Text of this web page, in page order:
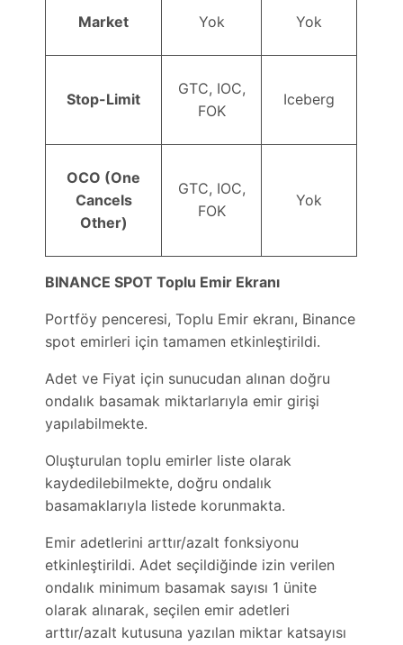
Market Yok Yok
Stop-Limit
GTC, IOC,
FOK
Iceberg
OCO (One
Cancels
Other)
GTC, IOC,
FOK
Yok
BINANCE SPOT Toplu Emir Ekranı
Portföy penceresi, Toplu Emir ekranı, Binance
spot emirleri için tamamen etkinleştirildi.
Adet ve Fiyat için sunucudan alınan doğru
ondalık basamak miktarlarıyla emir girişi
yapılabilmekte.
Oluşturulan toplu emirler liste olarak
kaydedilebilmekte, doğru ondalık
basamaklarıyla listede korunmakta.
Emir adetlerini arttır/azalt fonksiyonu
etkinleştirildi. Adet seçildiğinde izin verilen
ondalık minimum basamak sayısı 1 ünite
olarak alınarak, seçilen emir adetleri
arttır/azalt kutusuna yazılan miktar katsayısı